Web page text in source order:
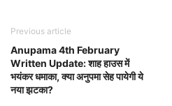
Previous article
Anupama 4th February
Written Update: शाह हाउस में
भयंकर धमाका, क्या अनुपमा सेह पायेगी ये
नया झटका?